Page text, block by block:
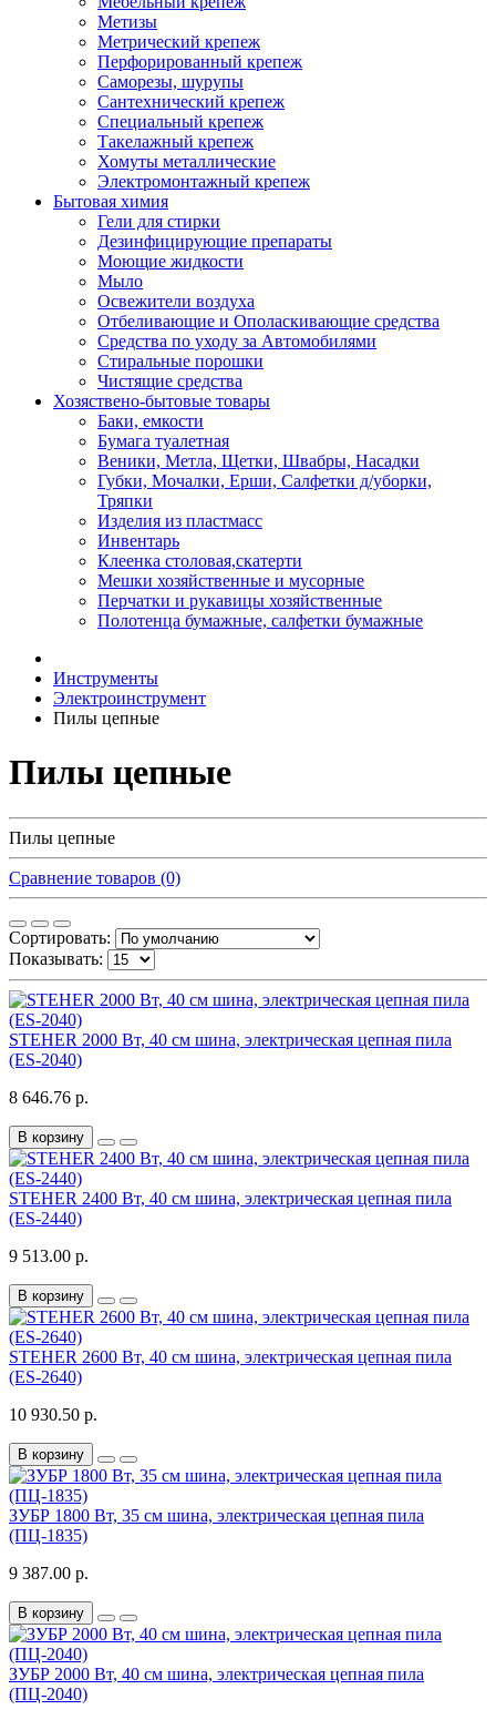
Метизы
Метрический крепеж
Перфорированный крепеж
Саморезы, шурупы
Сантехнический крепеж
Специальный крепеж
Такелажный крепеж
Хомуты металлические
Электромонтажный крепеж
Бытовая химия
Гели для стирки
Дезинфицирующие препараты
Моющие жидкости
Мыло
Освежители воздуха
Отбеливающие и Ополаскивающие средства
Средства по уходу за Автомобилями
Стиральные порошки
Чистящие средства
Хозяствено-бытовые товары
Баки, емкости
Бумага туалетная
Веники, Метла, Щетки, Швабры, Насадки
Губки, Мочалки, Ерши, Салфетки д/уборки,
Тряпки
Изделия из пластмасс
Инвентарь
Клеенка столовая,скатерти
Мешки хозяйственные и мусорные
Перчатки и рукавицы хозяйственные
Полотенца бумажные, салфетки бумажные
Инструменты
Электроинструмент
Пилы цепные
Пилы цепные
Пилы цепные
Сравнение товаров (0)
Сортировать:
Показывать:
STEHER 2000 Вт, 40 см шина, электрическая цепная пила
(ES-2040)
8 646.76 р.
В корзину
STEHER 2400 Вт, 40 см шина, электрическая цепная пила
(ES-2440)
9 513.00 р.
В корзину
STEHER 2600 Вт, 40 см шина, электрическая цепная пила
(ES-2640)
10 930.50 р.
В корзину
ЗУБР 1800 Вт, 35 см шина, электрическая цепная пила
(ПЦ-1835)
9 387.00 р.
В корзину
ЗУБР 2000 Вт, 40 см шина, электрическая цепная пила
(ПЦ-2040)